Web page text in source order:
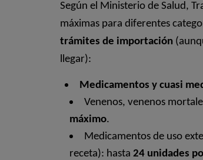
Según el Ministerio de Salud,
máximas para diferentes
trámites de importación
llegar):
Medicamentos y cuasi
Venenos, venenos
máximo.
Medicamentos de uso
receta): hasta 24 unidades